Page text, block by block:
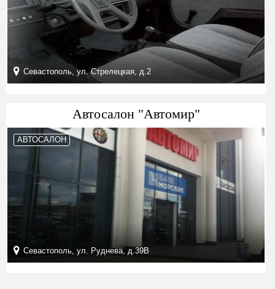
Севастополь, ул. Стрелецкая, д.2
Автосалон "Автомир"
АВТОСАЛОН
Севастополь, ул. Руднева, д.39В